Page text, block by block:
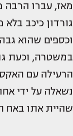
מאז, עברו הרבה
גורדון כיכב
וכספים שהוא
במשטרה, וכעת
הרעילה עם
נשאלה על ידי
שהיית אתו באח